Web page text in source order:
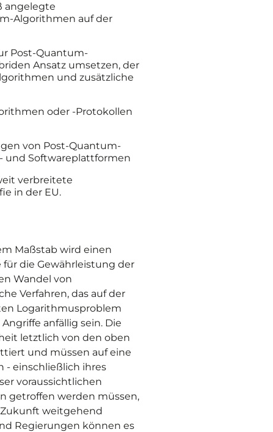
angelegte
Algorithmen auf der
Post-Quantum-
Ansatz umsetzen, der
und zusätzliche
oder -Protokollen
von Post-Quantum-
und Softwareplattformen
verbreitete
in der EU.
Maßstab wird einen
die Gewährleistung der
Wandel von
Verfahren, das auf der
Logarithmusproblem
anfällig sein. Die
letztlich von den oben
und müssen auf eine
- einschließlich ihres
voraussichtlichen
getroffen werden müssen,
weitgehend
Regierungen können es